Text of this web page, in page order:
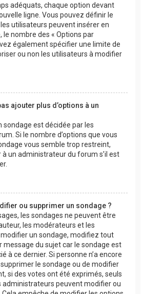
adéquats, chaque option devant
ligne. Vous pouvez définir le
utilisateurs peuvent insérer en
le nombre des « Options par
également spécifier une limite de
ou non les utilisateurs à modifier
ajouter plus d’options à un
sondage est décidée par les
Si le nombre d’options que vous
vous semble trop restreint,
un administrateur du forum s’il est
ou supprimer un sondage ?
les sondages ne peuvent être
les modérateurs et les
un sondage, modifiez tout
du sujet car le sondage est
à ce dernier. Si personne n’a encore
le sondage ou de modifier
si des votes ont été exprimés, seuls
administrateurs peuvent modifier ou